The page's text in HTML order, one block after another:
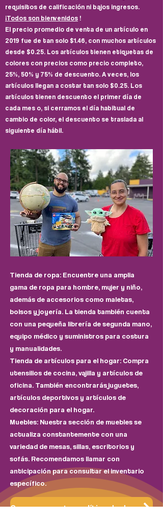
requisitos de calificación ni bajos ingresos.
¡Todos son bienvenidos !
El precio promedio de venta de un artículo en
2019 fue de tan solo $1.46, con muchos artículos
desde $0.25. Los artículos tienen etiquetas de
colores con precios como precio completo,
25%, 50% y 75% de descuento. A veces, los
artículos llegan a costar tan solo $0.25. Los
artículos tienen descuento el primer día de
cada mes o, si cerramos el día habitual de
cambio de color, el descuento se traslada al
siguiente día hábil.
Tienda de ropa: Encuentre una amplia
gama de ropa para hombre, mujer y niño,
además de accesorios como maletas,
bolsos y joyería. La tienda también cuenta
con una pequeña librería de segunda mano,
equipo médico y suministros para costura
y manualidades.
Tienda de artículos para el hogar: Compra
utensilios de cocina, vajilla y artículos de
oficina. También encontrarás juguetes,
artículos deportivos y artículos de
decoración para el hogar.
Muebles: Nuestra sección de muebles se
actualiza constantemente con una
variedad de mesas, sillas, escritorios y
sofás. Recomendamos llamar con
anticipación para consultar el inventario
específico.
Conozca nuestra política de donaciones